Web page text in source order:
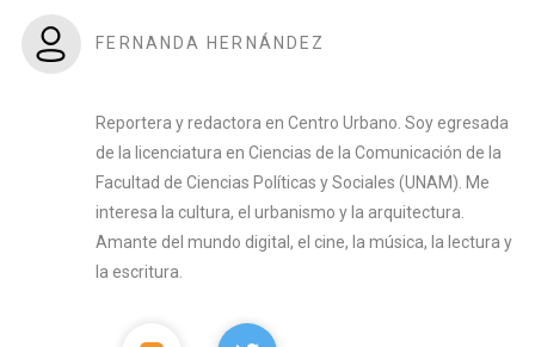
FERNANDA HERNÁNDEZ
Reportera y redactora en Centro Urbano. Soy egresada
de la licenciatura en Ciencias de la Comunicación de la
Facultad de Ciencias Políticas y Sociales (UNAM). Me
interesa la cultura, el urbanismo y la arquitectura.
Amante del mundo digital, el cine, la música, la lectura y
la escritura.